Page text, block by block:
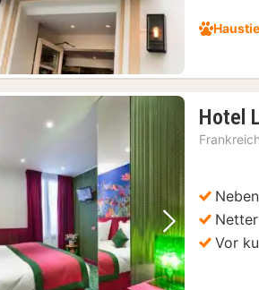
Bild Nächstes
Hotel
Frankreich
Vor
und Sonntagen (2)